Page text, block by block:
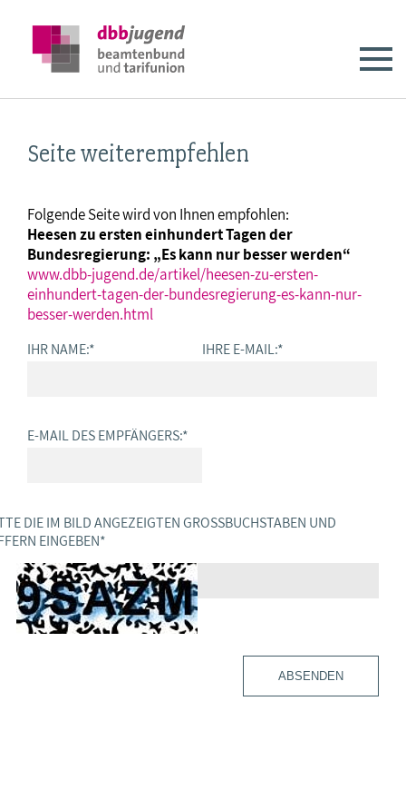
Seite weiterempfehlen
Folgende Seite wird von Ihnen empfohlen:
Heesen zu ersten einhundert Tagen der
Bundesregierung: „Es kann nur besser werden“
www.dbb-jugend.de/artikel/heesen-zu-ersten-
einhundert-tagen-der-bundesregierung-es-kann-nur-
besser-werden.html
IHR NAME:* IHRE E-MAIL:*
E-MAIL DES EMPFÄNGERS:*
DIE IM BILD ANGEZEIGTEN GROSSBUCHSTABEN UND Z
EINGEBEN *
ABSENDEN